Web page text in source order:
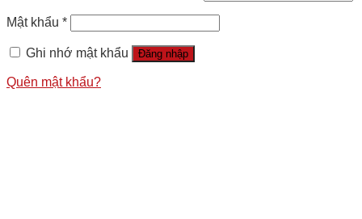
Mật khẩu *
Ghi nhớ mật khẩu Đăng nhập
Quên mật khẩu?